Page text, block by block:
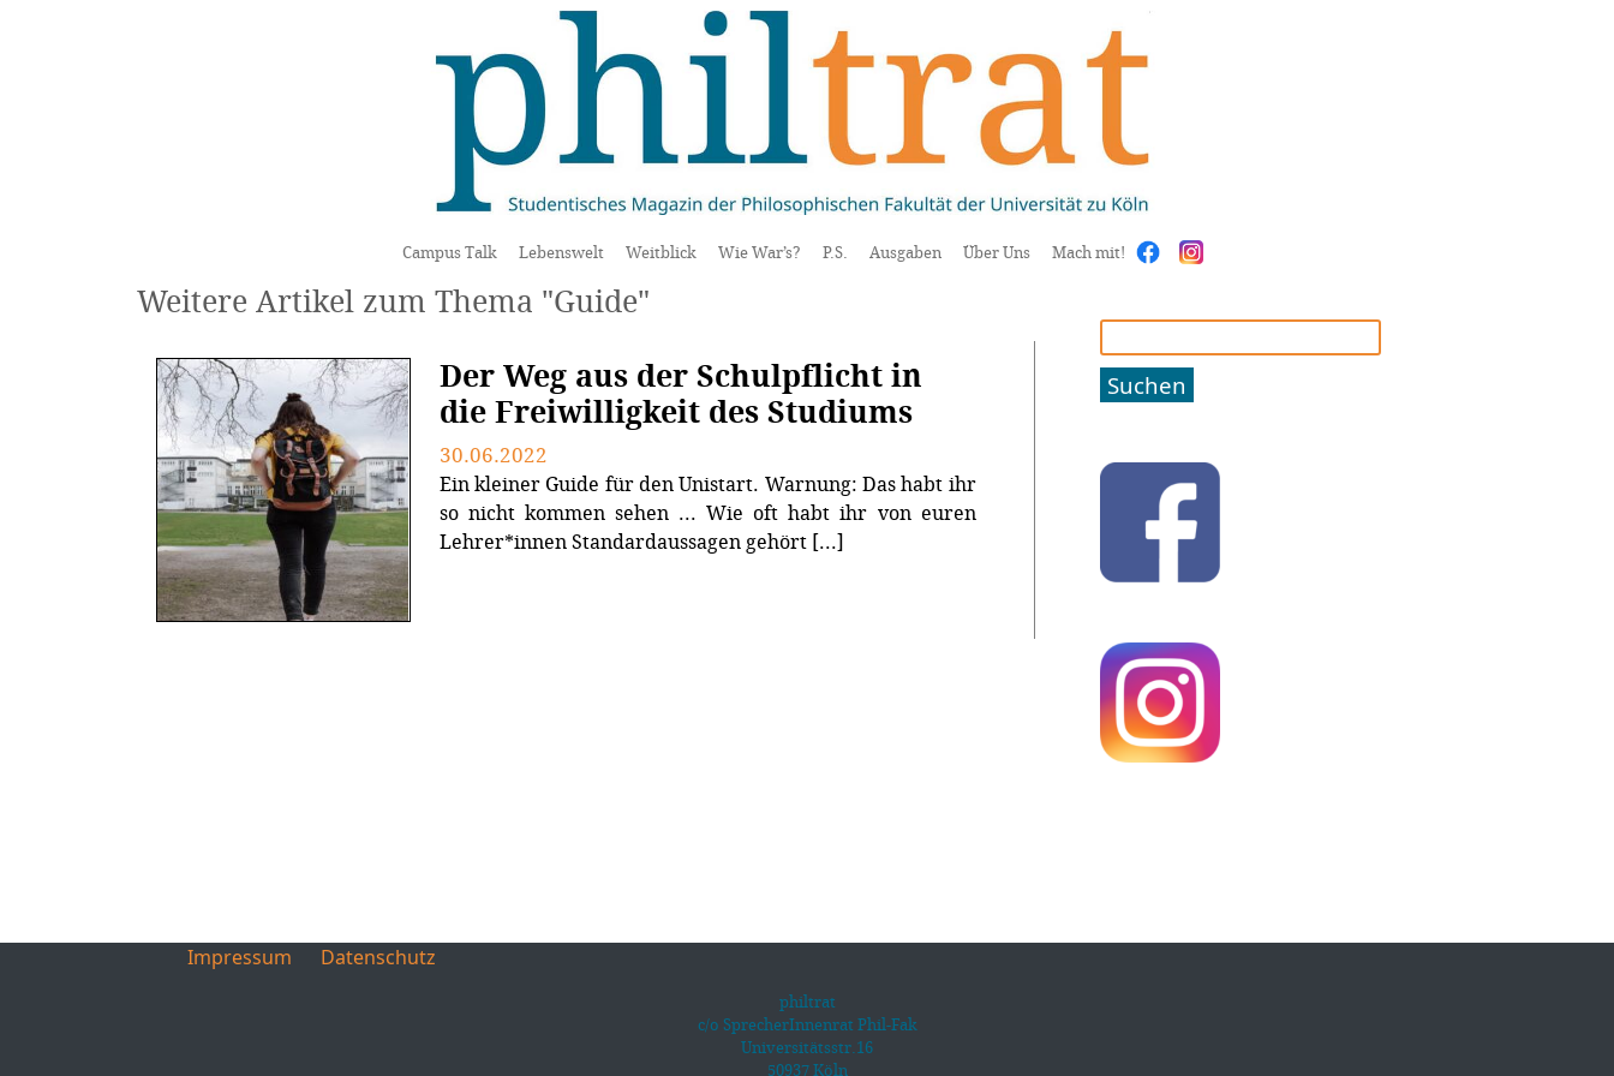
Campus Talk Lebenswelt Weitblick Wie War’s? P.S. Ausgaben Über Uns Mach mit!
Weitere Artikel zum Thema "Guide"
Der Weg aus der Schulpflicht in
die Freiwilligkeit des Studiums
30.06.2022
Ein kleiner Guide für den Unistart. Warnung: Das habt ihr
so nicht kommen sehen ... Wie oft habt ihr von euren
Lehrer*innen Standardaussagen gehört [...]
nach:
Impressum Datenschutz
philtrat
c/o SprecherInnenrat Phil-Fak
Universitätsstr.16
50937 Köln